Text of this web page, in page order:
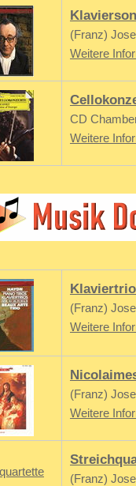
(Franz)
Weitere
CD
Weitere
(Franz)
Weitere
(Franz)
Weitere
(Franz)